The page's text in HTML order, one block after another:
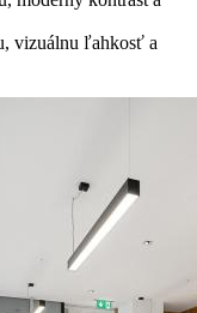
vizuálnu ľahkosť a